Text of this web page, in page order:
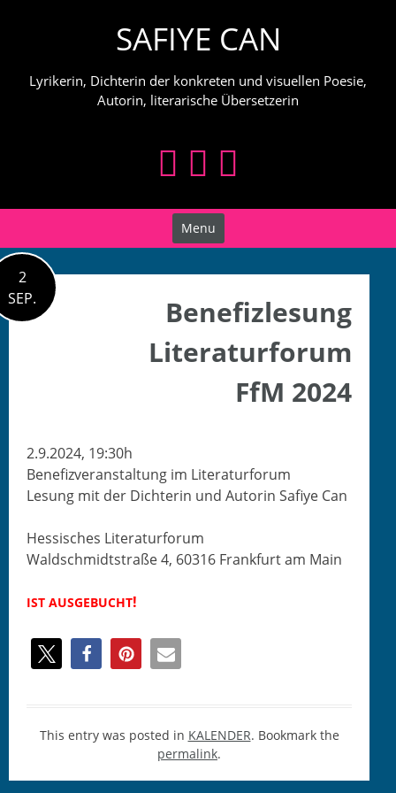
SAFIYE CAN
Lyrikerin, Dichterin der konkreten und visuellen Poesie,
Autorin, literarische Übersetzerin
Menu
2
SEP.
Benefizlesung
Literaturforum
FfM 2024
2.9.2024, 19:30h
Bene­fizver­anstal­tung im Literaturforum
Lesung mit der Dich­terin und Autorin Safiye Can
Hes­sis­ches Literaturforum
Wald­schmidt­straße 4, 60316 Frank­furt am Main
IST AUSGEBUCHT!
This entry was posted in KALENDER. Bookmark the
permalink.